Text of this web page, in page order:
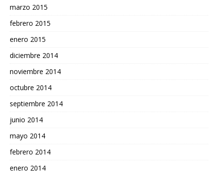
marzo 2015
febrero 2015
enero 2015
diciembre 2014
noviembre 2014
octubre 2014
septiembre 2014
junio 2014
mayo 2014
febrero 2014
enero 2014